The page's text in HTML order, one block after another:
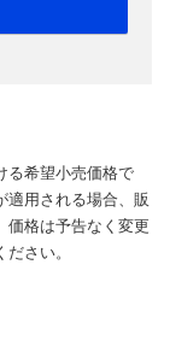
る希望小売価格で
適用される場合、販
価格は予告なく変更
さい。